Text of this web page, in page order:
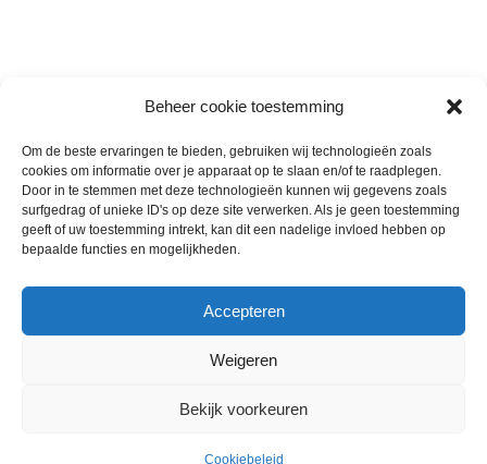
Beheer cookie toestemming
Om de beste ervaringen te bieden, gebruiken wij technologieën zoals
cookies om informatie over je apparaat op te slaan en/of te raadplegen.
Door in te stemmen met deze technologieën kunnen wij gegevens zoals
surfgedrag of unieke ID's op deze site verwerken. Als je geen toestemming
geeft of uw toestemming intrekt, kan dit een nadelige invloed hebben op
bepaalde functies en mogelijkheden.
Accepteren
Weigeren
Bekijk voorkeuren
Cookiebeleid
Wie zijn wij
Contact met onze inkoop
Klantenservice
Annuleer & Retourbeleid
Horeca-Groothandel
Wij gebruiken cookies om uw ervaring op onze